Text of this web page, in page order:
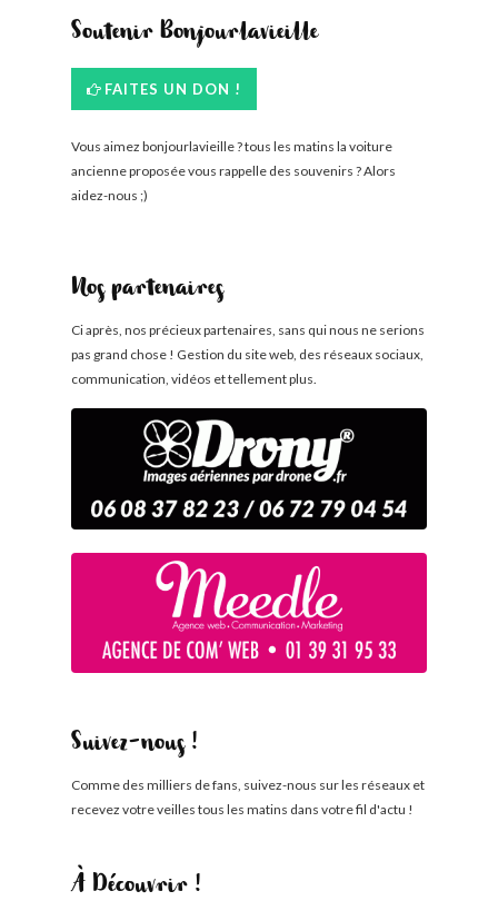
Soutenir Bonjourlavieille
FAITES UN DON !
Vous aimez bonjourlavieille ? tous les matins la voiture
ancienne proposée vous rappelle des souvenirs ? Alors
aidez-nous ;)
Nos partenaires
Ci après, nos précieux partenaires, sans qui nous ne serions
pas grand chose ! Gestion du site web, des réseaux sociaux,
communication, vidéos et tellement plus.
Suivez-nous !
Comme des milliers de fans, suivez-nous sur les réseaux et
recevez votre veilles tous les matins dans votre fil d'actu !
À Découvrir !